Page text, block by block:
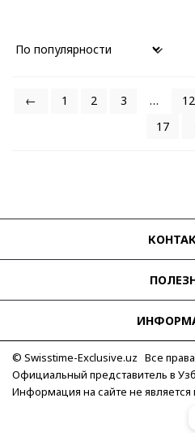
← 1 2 3 … 12
17
© Swisstime-Exclusive.uz Все
Официальный представитель в
Информация на сайте не